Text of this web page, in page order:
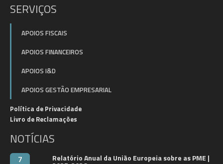
SERVIÇOS
APOIOS FISCAIS
APOIOS FINANCEIROS
APOIOS I&D
APOIOS GESTÃO EMPRESARIAL
Política de Privacidade
Livro de Reclamações
NOTÍCIAS
7 Relatório Anual da União Europeia sobre as PME |